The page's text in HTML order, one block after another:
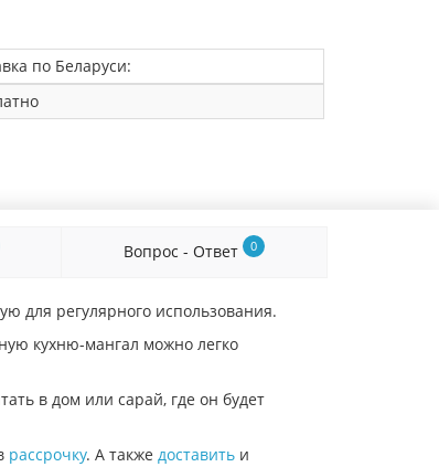
по Беларуси:
Вопрос - Ответ 0
для регулярного использования.
кухню-мангал можно легко
в дом или сарай, где он будет
рассрочку. А также доставить и